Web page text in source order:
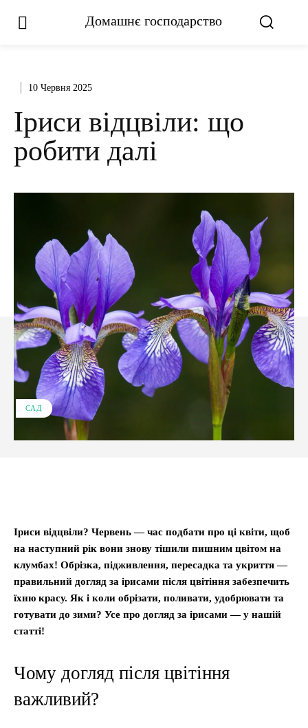
Домашнє господарство
10 Червня 2025
Іриси відцвіли: що
робити далі
САД
Іриси відцвіли? Червень — час подбати про ці квіти, щоб
на наступний рік вони знову тішили пишним цвітом на
клумбах! Обрізка, підживлення, пересадка та укриття —
правильний догляд за ірисами після цвітіння забезпечить
їхню красу. Як і коли обрізати, поливати, удобрювати та
готувати до зими? Усе про догляд за ірисами — у нашій
статті!
Чому догляд після цвітіння
важливий?